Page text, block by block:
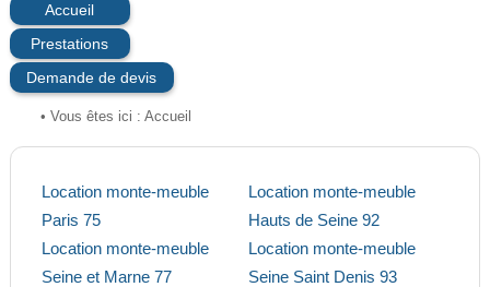
Accueil
Prestations
Demande de devis
• Vous êtes ici : Accueil
Location monte-meuble
Paris 75
Location monte-meuble
Seine et Marne 77
Location monte-meuble
Hauts de Seine 92
Location monte-meuble
Seine Saint Denis 93